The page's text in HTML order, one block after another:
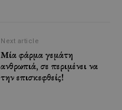
Next article
Μία φάρμα γεμάτη
ανθρωπιά, σε περιμένει να
την επισκεφθείς!